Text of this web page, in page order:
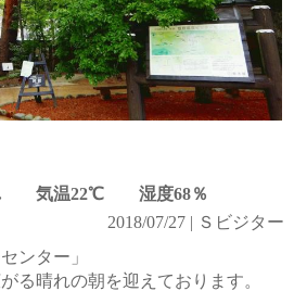
気温22℃ 湿度68％
2018/07/27 | Ｓビジター
ンター」
る晴れの朝を迎えております。